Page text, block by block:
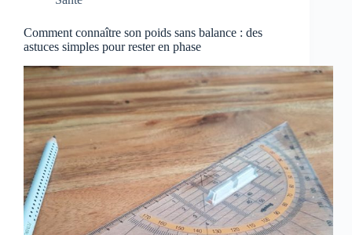
Comment connaître son poids sans balance : des
astuces simples pour rester en phase